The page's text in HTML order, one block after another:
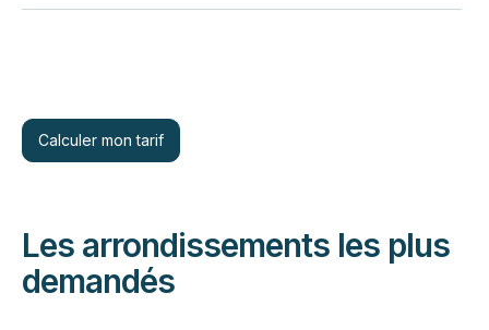
Calculer mon tarif
Les arrondissements les plus
demandés